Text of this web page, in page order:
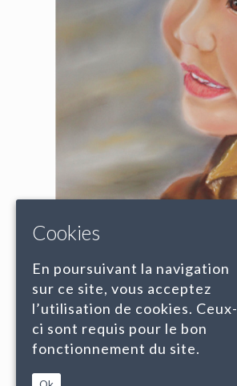
Cookies
En poursuivant la navigation
sur ce site, vous acceptez
l’utilisation de cookies. Ceux-
ci sont requis pour le bon
fonctionnement du site.